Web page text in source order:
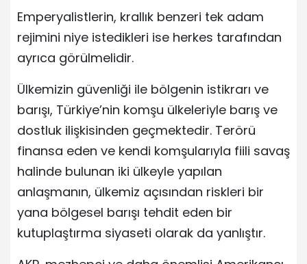
Emperyalistlerin, krallık benzeri tek adam
rejimini niye istedikleri ise herkes tarafından
ayrıca görülmelidir.
Ülkemizin güvenliği ile bölgenin istikrarı ve
barışı, Türkiye’nin komşu ülkeleriyle barış ve
dostluk ilişkisinden geçmektedir. Terörü
finansa eden ve kendi komşularıyla fiili savaş
halinde bulunan iki ülkeyle yapılan
anlaşmanın, ülkemiz açısından riskleri bir
yana bölgesel barışı tehdit eden bir
kutuplaştırma siyaseti olarak da yanlıştır.